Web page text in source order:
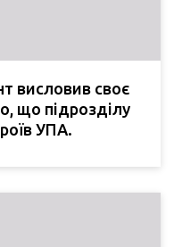
висловив своє
що підрозділу
УПА.